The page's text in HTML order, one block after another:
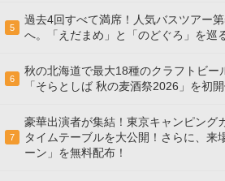
5
過去4回すべて満席！人気バスツアー
へ。「えだまめ」と「のどぐろ」を巡
6
秋の北海道で最大18種のクラフトビー
「そらとしば 秋の麦酒祭2026」を初
7
豪華出演者が集結！東京キャンピング
タイムテーブルを大公開！さらに、来
ーン」を無料配布！